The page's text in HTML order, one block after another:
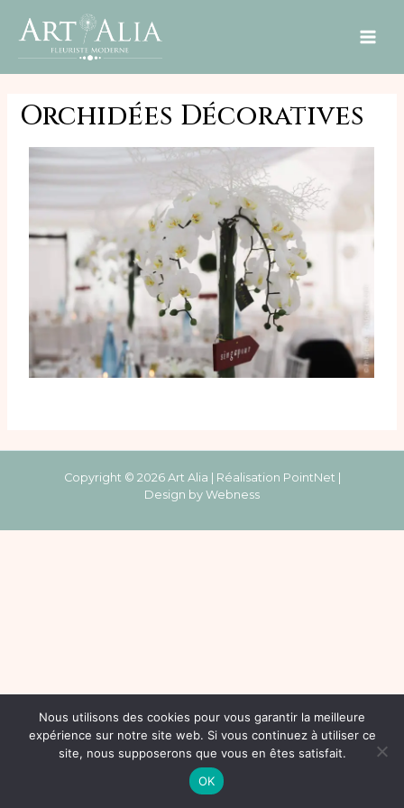
Orchidées Décoratives
Copyright © 2026 Art Alia | Réalisation PointNet
Design by Webness
Nous utilisons des cookies pour vous garantir la meilleure
expérience sur notre site web. Si vous continuez à utiliser ce
site, nous supposerons que vous en êtes satisfait.
OK